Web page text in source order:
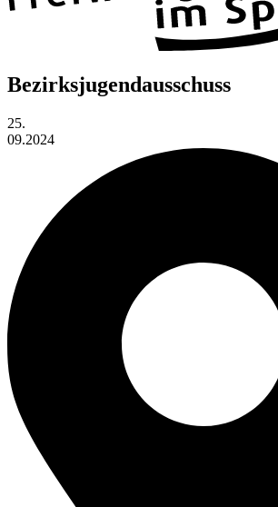
Bezirksjugendausschuss
25.
09.2024